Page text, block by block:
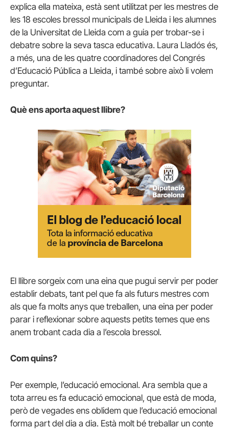
explica ella mateixa, està sent utilitzat per les mestres de
les 18 escoles bressol municipals de Lleida i les alumnes
de la Universitat de Lleida com a guia per trobar-se i
debatre sobre la seva tasca educativa. Laura Lladós és,
a més, una de les quatre coordinadores del Congrés
d’Educació Pública a Lleida, i també sobre això li volem
preguntar.
Què ens aporta aquest llibre?
El llibre sorgeix com una eina que pugui servir per poder
establir debats, tant pel que fa als futurs mestres com
als que fa molts anys que treballen, una eina per poder
parar i reflexionar sobre aquests petits temes que ens
anem trobant cada dia a l’escola bressol.
Com quins?
Per exemple, l’educació emocional. Ara sembla que a
tota arreu es fa educació emocional, que està de moda,
però de vegades ens oblidem que l’educació emocional
forma part del dia a dia. Està molt bé treballar un conte